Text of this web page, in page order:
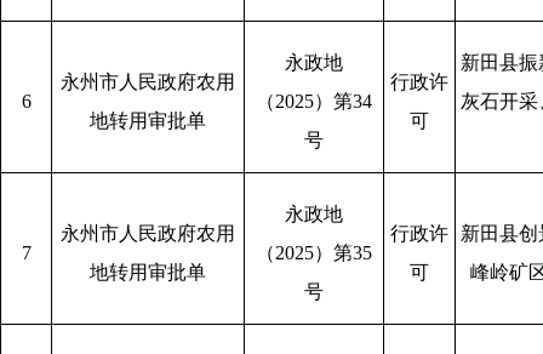
6
永州市人民政府农用
地转用审批单
永政地
（2025）第34
号
行政许
可
新田县
灰石开
7
永州市人民政府农用
地转用审批单
永政地
（2025）第35
号
行政许
可
新田县
峰岭矿